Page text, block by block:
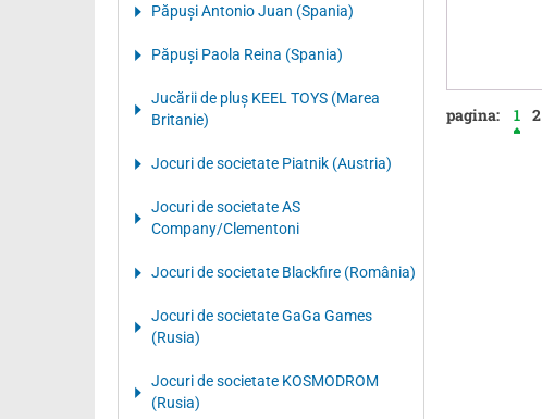
Păpuși Antonio Juan (Spania)
Păpuși Paola Reina (Spania)
Jucării de pluș KEEL TOYS (Marea
Britanie)
Jocuri de societate Piatnik (Austria)
Jocuri de societate AS
Company/Clementoni
Jocuri de societate Blackfire (România)
Jocuri de societate GaGa Games
(Rusia)
Jocuri de societate KOSMODROM
(Rusia)
pagina: 1 2